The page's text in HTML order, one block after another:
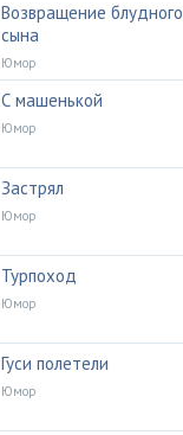
Возвращение блудного
сына
Юмор
С машенькой
Юмор
Застрял
Юмор
Турпоход
Юмор
Гуси полетели
Юмор